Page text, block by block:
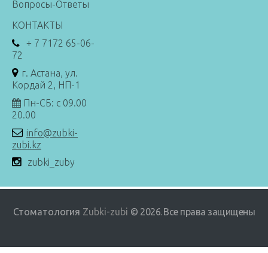
Вопросы-Ответы
КОНТАКТЫ
+ 7 7172 65-06-
72
г. Астана, ул.
Кордай 2, НП-1
Пн-СБ: с 09.00
20.00
info@zubki-
zubi.kz
zubki_zuby
Стоматология Zubki-zubi © 2026. Все права защищены